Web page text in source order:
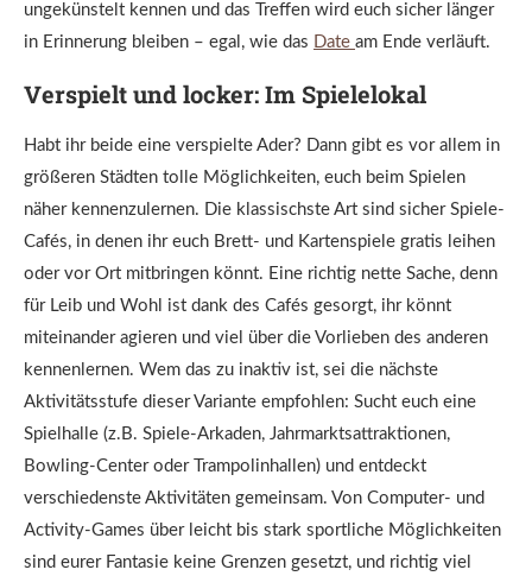
ungekünstelt kennen und das Treffen wird euch sicher länger
in Erinnerung bleiben – egal, wie das Date am Ende verläuft.
Verspielt und locker: Im Spielelokal
Habt ihr beide eine verspielte Ader? Dann gibt es vor allem in
größeren Städten tolle Möglichkeiten, euch beim Spielen
näher kennenzulernen. Die klassischste Art sind sicher Spiele-
Cafés, in denen ihr euch Brett- und Kartenspiele gratis leihen
oder vor Ort mitbringen könnt. Eine richtig nette Sache, denn
für Leib und Wohl ist dank des Cafés gesorgt, ihr könnt
miteinander agieren und viel über die Vorlieben des anderen
kennenlernen. Wem das zu inaktiv ist, sei die nächste
Aktivitätsstufe dieser Variante empfohlen: Sucht euch eine
Spielhalle (z.B. Spiele-Arkaden, Jahrmarktsattraktionen,
Bowling-Center oder Trampolinhallen) und entdeckt
verschiedenste Aktivitäten gemeinsam. Von Computer- und
Activity-Games über leicht bis stark sportliche Möglichkeiten
sind eurer Fantasie keine Grenzen gesetzt, und richtig viel